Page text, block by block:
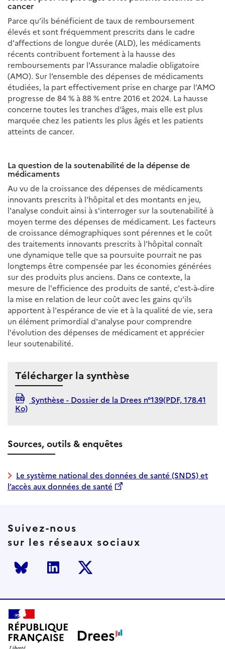
cancer
Parce qu’ils bénéficient de taux de remboursement
élevés et sont fréquemment prescrits dans le cadre
d'affections de longue durée (ALD), les médicaments
récents contribuent fortement à la hausse des
remboursements par l'Assurance maladie obligatoire
(AMO). Sur l’ensemble des dépenses de médicaments
étudiées, la part effectivement prise en charge par l’AMO
progresse de 84 % à 88 % entre 2016 et 2024. La hausse
concerne toutes les tranches d’âges, mais elle est plus
marquée chez les patients les plus âgés et les patients
atteints de cancer.
La question de la soutenabilité de la dépense de
médicaments
Au vu de la croissance des dépenses de médicaments
innovants prescrits à l'hôpital et des montants en jeu,
l'analyse conduit ainsi à s'interroger sur la soutenabilité à
moyen terme des dépenses de médicament. Les facteurs
de croissance démographiques sont pérennes et le coût
des traitements innovants prescrits à l'hôpital connaît
une dynamique telle que sa poursuite pourrait ne pas
longtemps être compensée par les économies générées
sur des produits plus anciens. Dans ce contexte, la
mesure de l'efficience des produits de santé, c'est-à-dire
la mise en relation de leur coût avec les gains qu'ils
apportent à l'espérance de vie et à la qualité de vie, sera
un élément primordial d'analyse pour comprendre
l'évolution des dépenses de médicament et apprécier
leur soutenabilité.
Télécharger la synthèse
Synthèse - Dossier de la Drees n°139(PDF, 178.41
Ko)
Sources, outils & enquêtes
Le système national des données de santé (SNDS) et
l’accès aux données de santé
Suivez-nous
sur les réseaux sociaux
Bluesky LinkedInTwitter